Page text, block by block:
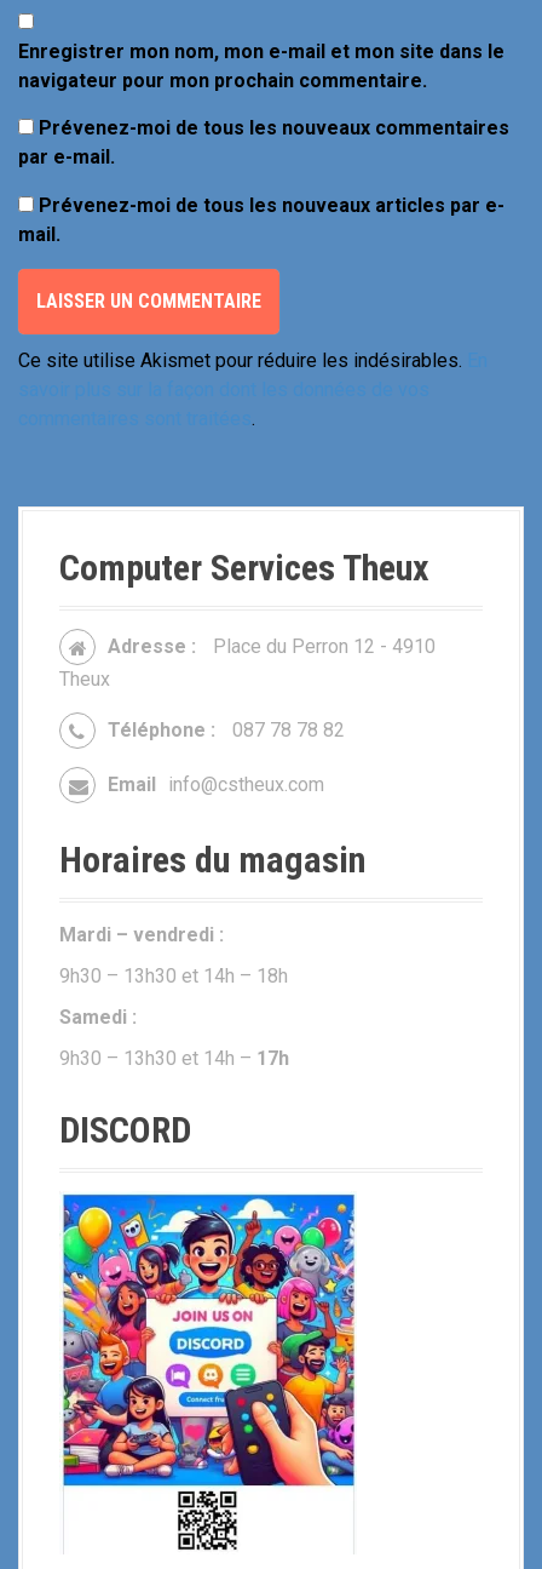
Enregistrer mon nom, mon e-mail et mon site dans le
navigateur pour mon prochain commentaire.
Prévenez-moi de tous les nouveaux commentaires
par e-mail.
Prévenez-moi de tous les nouveaux articles par e-
mail.
Ce site utilise Akismet pour réduire les indésirables.
.
Computer Services Theux
Adresse :
Place du Perron 12 - 4910
Theux
Téléphone : 087 78 78 82
Email info@cstheux.com
Horaires du magasin
Mardi – vendredi :
9h30 – 13h30 et 14h – 18h
Samedi :
9h30 – 13h30 et 14h – 17h
DISCORD